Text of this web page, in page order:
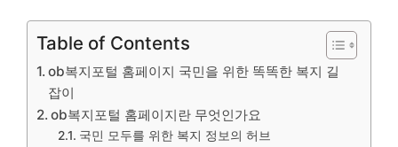
Table of Contents
ob복지포털 홈페이지 국민을 위한 똑똑한 복지 길
잡이
ob복지포털 홈페이지란 무엇인가요
국민 모두를 위한 복지 정보의 허브